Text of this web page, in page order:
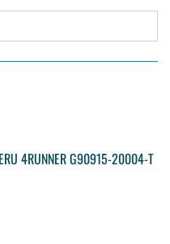
4RUNNER G90915-20004-T